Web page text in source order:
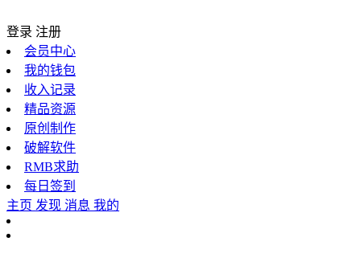
登录 注册
会员中心
我的钱包
收入记录
精品资源
原创制作
破解软件
RMB求助
每日签到
主页 发现 消息 我的